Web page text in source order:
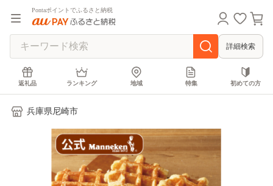
Pontaポイントでふるさと納税
詳細検索
返礼品 ランキング 地域 特集 初めての方
兵庫県尼崎市